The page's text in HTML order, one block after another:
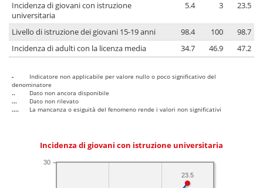
Incidenza di giovani con istruzione
universitaria
5.4 3 23.5
Livello di istruzione dei giovani 15-19 anni 98.4 100
98.7
Incidenza di adulti con la licenza media
34.7 46.9 47.2
-
Indicatore non applicabile per valore nullo o poco significativo del
denominatore
..
Dato non ancora disponibile
...
Dato non rilevato
....
La mancanza o esiguità del fenomeno rende i valori non significativi
Incidenza di giovani con istruzione universitaria
30
23.5